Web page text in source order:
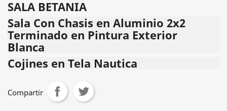
SALA BETANIA
Sala Con Chasis en Aluminio 2x2
Terminado en Pintura Exterior
Blanca
Cojines en Tela Nautica
Compartir